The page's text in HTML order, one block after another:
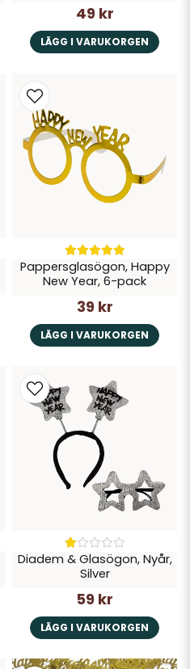
49 kr
LÄGG I VARUKORGEN
Pappersglasögon, Happy
New Year, 6-pack
39 kr
LÄGG I VARUKORGEN
Diadem & Glasögon, Nyår,
Silver
59 kr
LÄGG I VARUKORGEN